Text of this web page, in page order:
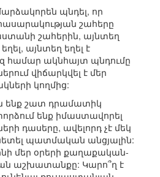
պնդել, որ
շահերը
շահերին, այնտեղ
այնտեղ եղել է
համար ակնհայտ պնդումը
վիճարկվել է մեր
կողմից:
ենք շատ դրամատիկ
ենք իմաստավորել
դասերը, ավելորդ չէ մեկ
պատմական անցյալին:
մեր օրերի քաղաքական-
աշխատանքը: Կարո՞ղ է